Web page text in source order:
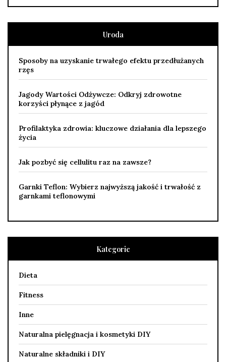
Uroda
Sposoby na uzyskanie trwałego efektu przedłużanych
rzęs
Jagody Wartości Odżywcze: Odkryj zdrowotne
korzyści płynące z jagód
Profilaktyka zdrowia: kluczowe działania dla lepszego
życia
Jak pozbyć się cellulitu raz na zawsze?
Garnki Teflon: Wybierz najwyższą jakość i trwałość z
garnkami teflonowymi
Kategorie
Dieta
Fitness
Inne
Naturalna pielęgnacja i kosmetyki DIY
Naturalne składniki i DIY